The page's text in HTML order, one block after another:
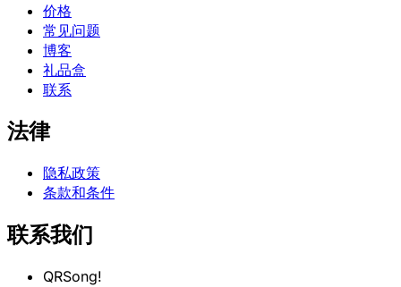
价格
常见问题
博客
礼品盒
联系
法律
隐私政策
条款和条件
联系我们
QRSong!